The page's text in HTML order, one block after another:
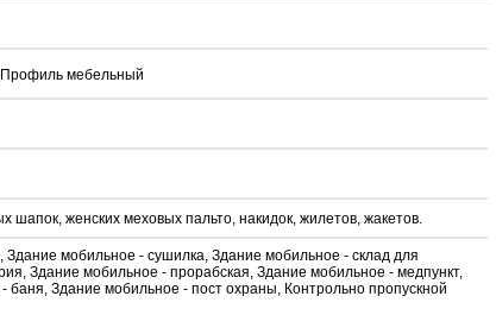
Профиль мебельный
шапок, женских меховых пальто, накидок, жилетов, жакетов.
мобильное - сушилка, Здание мобильное - склад для
Здание мобильное - прорабская, Здание мобильное - медпункт,
Здание мобильное - пост охраны, Контрольно пропускной